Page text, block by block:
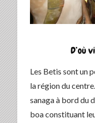
D’où
Les Betis sont un
la région du
sanaga à bord du
boa constituant